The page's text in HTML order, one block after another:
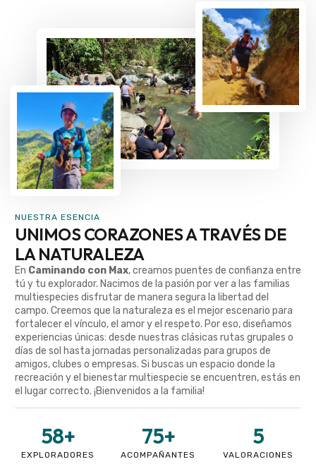
NUESTRA ESENCIA
UNIMOS CORAZONES A TRAVÉS DE
LA NATURALEZA
En Caminando con Max, creamos puentes de confianza entre
tú y tu explorador. Nacimos de la pasión por ver a las familias
multiespecies disfrutar de manera segura la libertad del
campo. Creemos que la naturaleza es el mejor escenario para
fortalecer el vínculo, el amor y el respeto. Por eso, diseñamos
experiencias únicas: desde nuestras clásicas rutas grupales o
días de sol hasta jornadas personalizadas para grupos de
amigos, clubes o empresas. Si buscas un espacio donde la
recreación y el bienestar multiespecie se encuentren, estás en
el lugar correcto. ¡Bienvenidos a la familia!
EXPLORADORES
58+
ACOMPAÑANTES
75+
VALORACIONES
5